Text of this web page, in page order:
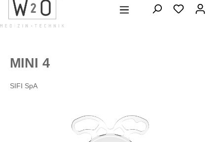
springen
MINI 4
SIFI SpA
Bildergalerie überspringen